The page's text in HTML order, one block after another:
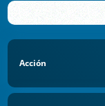
Acción